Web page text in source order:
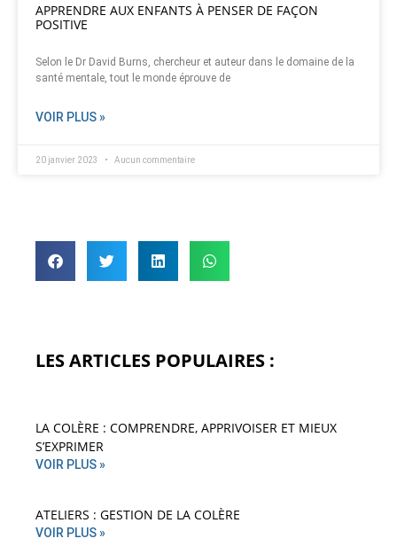
APPRENDRE AUX ENFANTS À PENSER DE FAÇON
POSITIVE
Selon le Dr David Burns, chercheur et auteur dans le domaine de la
santé mentale, tout le monde éprouve de
VOIR PLUS »
20 janvier 2023 Aucun commentaire
LES ARTICLES POPULAIRES :
LA COLÈRE : COMPRENDRE, APPRIVOISER ET MIEUX
S’EXPRIMER
VOIR PLUS »
ATELIERS : GESTION DE LA COLÈRE
VOIR PLUS »